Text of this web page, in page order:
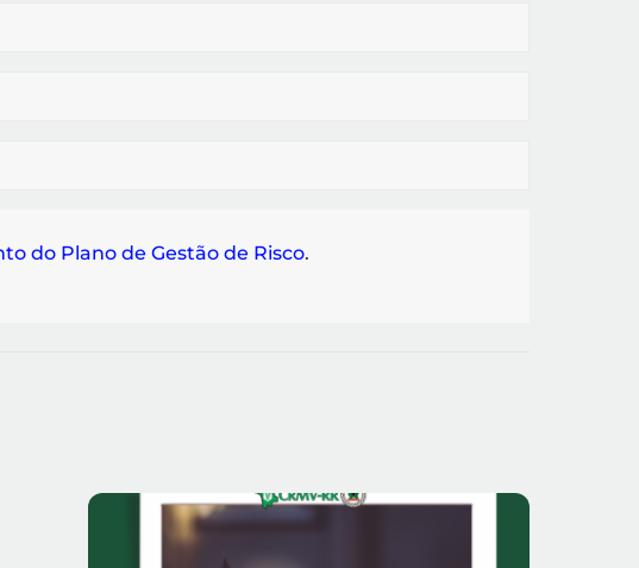
do Plano de Gestão de Risco.